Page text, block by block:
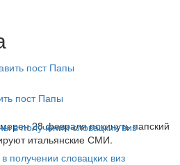
пост Папы
28 февраля покинуть папский
итальянские СМИ.
получении словацких виз